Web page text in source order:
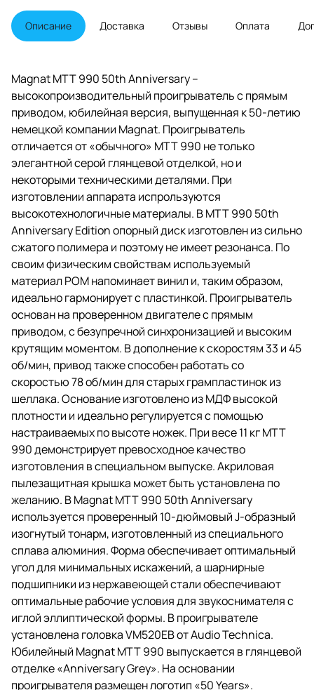
полимера, выходы: 1 х RCA,
габариты: 450 x 162 x 367 мм,
вес: 11 кг
Описание Доставка Отзывы Оплата
Magnat MTT 990 50th Anniversary –
высокопроизводительный проигрыватель с прямым
приводом, юбилейная версия, выпущенная к 50-летию
немецкой компании Magnat. Проигрыватель
отличается от «обычного» МТТ 990 не только
элегантной серой глянцевой отделкой, но и
некоторыми техническими деталями. При
изготовлении аппарата испрользуются
высокотехнологичные материалы. В MTT 990 50th
Anniversary Edition опорный диск изготовлен из сильно
сжатого полимера и поэтому не имеет резонанса. По
своим физическим свойствам используемый
материал POM напоминает винил и, таким образом,
идеально гармонирует с пластинкой. Проигрыватель
основан на проверенном двигателе с прямым
приводом, с безупречной синхронизацией и высоким
крутящим моментом. В дополнение к скоростям 33 и 45
об/мин, привод также способен работать со
скоростью 78 об/мин для старых грампластинок из
шеллака. Основание изготовлено из МДФ высокой
плотности и идеально регулируется с помощью
настраиваемых по высоте ножек. При весе 11 кг MTT
990 демонстрирует превосходное качество
изготовления в специальном выпуске. Акриловая
пылезащитная крышка может быть установлена по
желанию. В Magnat MTT 990 50th Anniversary
используется проверенный 10-дюймовый J-образный
изогнутый тонарм, изготовленный из специального
сплава алюминия. Форма обеспечивает оптимальный
угол для минимальных искажений, а шарнирные
подшипники из нержавеющей стали обеспечивают
оптимальные рабочие условия для звукоснимателя с
иглой эллиптической формы. В проигрывателе
установлена головка VM520EB от Audio Technica.
Юбилейный Magnat MTT 990 выпускается в глянцевой
отделке «Anniversary Grey». На основании
проигрывателя размещен логотип «50 Years».